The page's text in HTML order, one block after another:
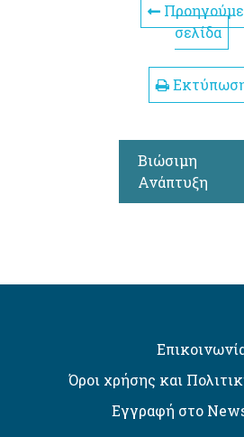
σελίδα
Βιώσιμη
Ανάπτυξη
Όροι χρήσης και
Εγγραφή στο